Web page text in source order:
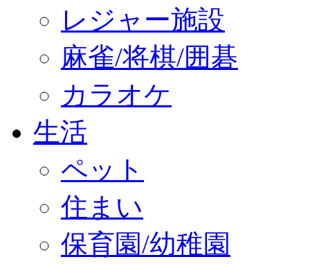
レジャー施設
麻雀/将棋/囲碁
カラオケ
生活
ペット
住まい
保育園/幼稚園